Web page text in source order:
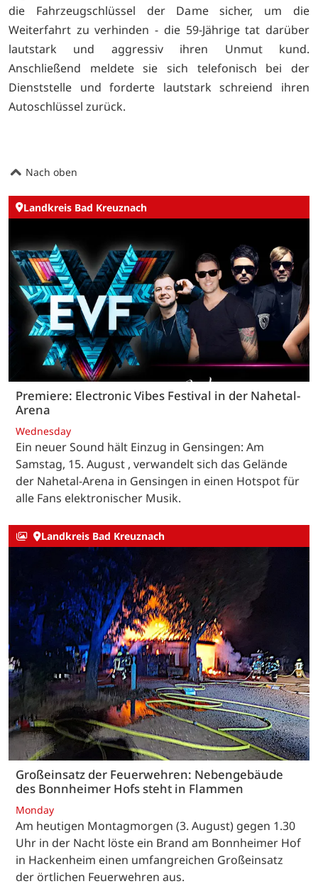
die Fahrzeugschlüssel der Dame sicher, um die
Weiterfahrt zu verhinden - die 59-Jährige tat darüber
lautstark und aggressiv ihren Unmut kund.
Anschließend meldete sie sich telefonisch bei der
Dienststelle und forderte lautstark schreiend ihren
Autoschlüssel zurück.
Nach oben
Landkreis Bad Kreuznach
Premiere: Electronic Vibes Festival in der Nahetal-
Arena
Wednesday
Ein neuer Sound hält Einzug in Gensingen: Am
Samstag, 15. August , verwandelt sich das Gelände
der Nahetal-Arena in Gensingen in einen Hotspot für
alle Fans elektronischer Musik.
Landkreis Bad Kreuznach
Großeinsatz der Feuerwehren: Nebengebäude
des Bonnheimer Hofs steht in Flammen
Monday
Am heutigen Montagmorgen (3. August) gegen 1.30
Uhr in der Nacht löste ein Brand am Bonnheimer Hof
in Hackenheim einen umfangreichen Großeinsatz
der örtlichen Feuerwehren aus.